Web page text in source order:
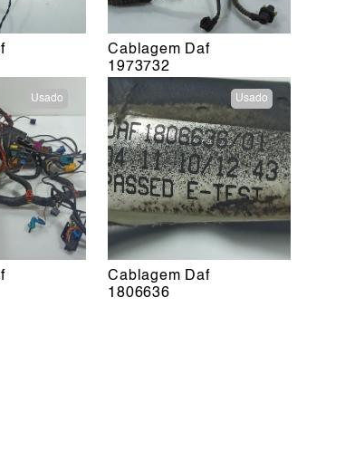
Cablagem Daf
1973732
Usado Usado
Cablagem Daf
1806636